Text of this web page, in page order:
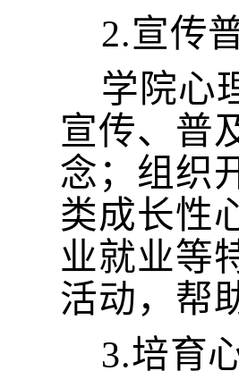
2.宣传
学院心
宣传、普
念；组织
类成长性
业就业等
活动，帮
3.培育